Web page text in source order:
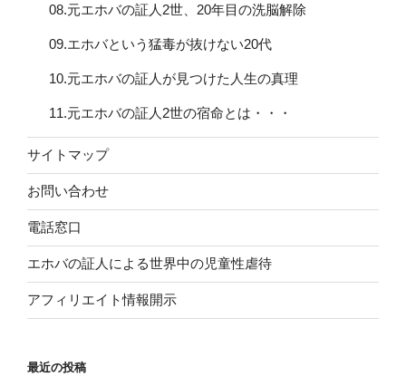
08.元エホバの証人2世、20年目の洗脳解除
09.エホバという猛毒が抜けない20代
10.元エホバの証人が見つけた人生の真理
11.元エホバの証人2世の宿命とは・・・
サイトマップ
お問い合わせ
電話窓口
エホバの証人による世界中の児童性虐待
アフィリエイト情報開示
最近の投稿